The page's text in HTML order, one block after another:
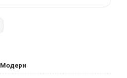
Модерн